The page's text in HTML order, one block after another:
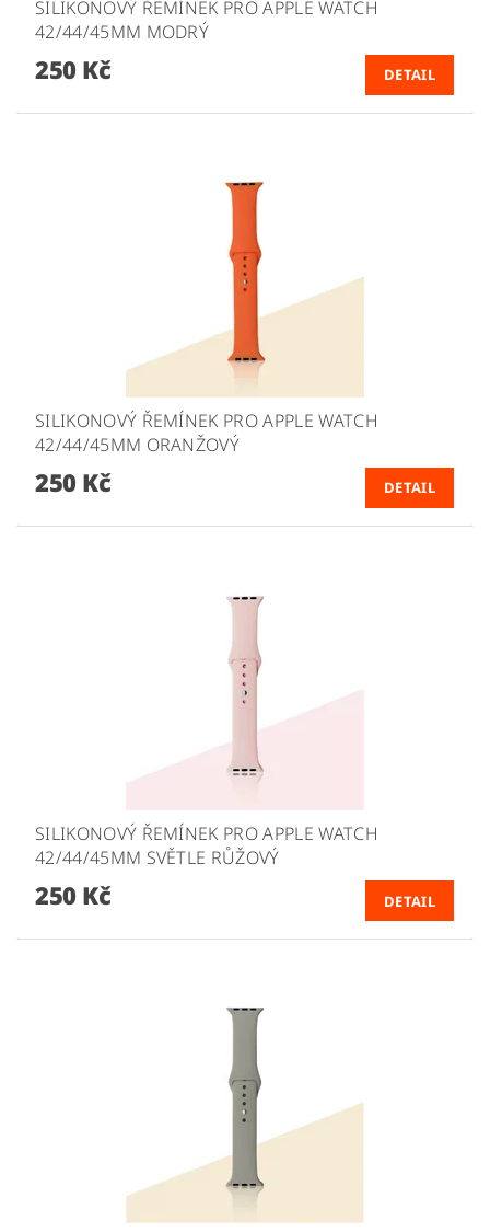
SILIKONOVÝ ŘEMÍNEK PRO APPLE WATCH
42/44/45MM MODRÝ
250 Kč DETAIL
SILIKONOVÝ ŘEMÍNEK PRO APPLE WATCH
42/44/45MM ORANŽOVÝ
250 Kč DETAIL
SILIKONOVÝ ŘEMÍNEK PRO APPLE WATCH
42/44/45MM SVĚTLE RŮŽOVÝ
250 Kč DETAIL